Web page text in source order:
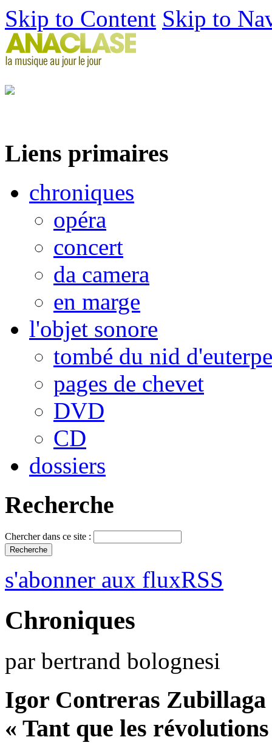
Skip to Content Skip to
Liens primaires
chroniques
opéra
concert
da camera
en marge
l'objet sonore
tombé du nid d'euterpe
pages de chevet
DVD
CD
dossiers
Recherche
Chercher dans ce site :
s'abonner aux fluxRSS
Chroniques
par bertrand bolognesi
Igor Contreras Zubillaga
« Tant que les